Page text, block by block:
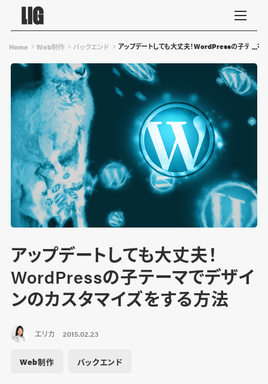
Home Web制作 バックエンド アップデートしても大丈夫！WordPressの子テーマ
アップデートしても大丈夫！
WordPressの子テーマでデザイ
ンのカスタマイズをする方法
エリカ 2015.02.23
Web制作 バックエンド